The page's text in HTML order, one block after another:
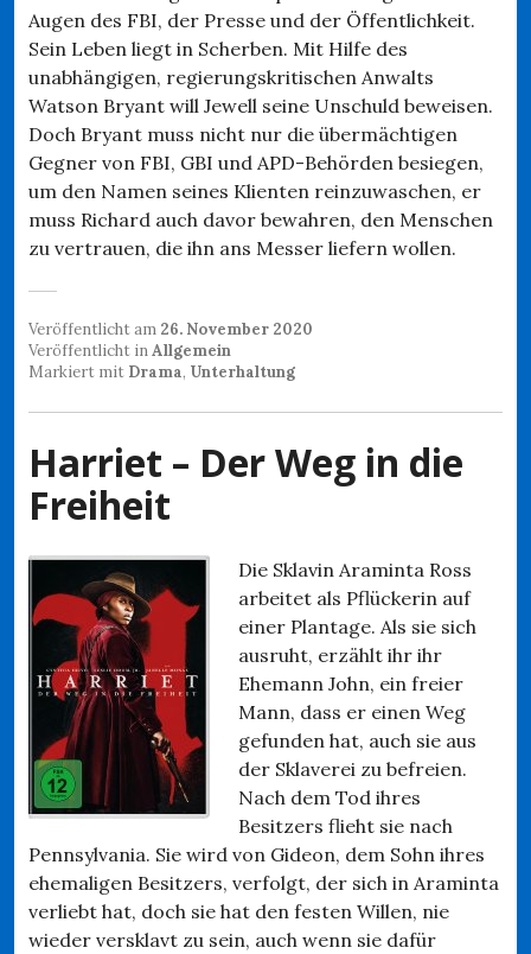
Augen des FBI, der Presse und der Öffentlichkeit.
Sein Leben liegt in Scherben. Mit Hilfe des
unabhängigen, regierungskritischen Anwalts
Watson Bryant will Jewell seine Unschuld beweisen.
Doch Bryant muss nicht nur die übermächtigen
Gegner von FBI, GBI und APD-Behörden besiegen,
um den Namen seines Klienten reinzuwaschen, er
muss Richard auch davor bewahren, den Menschen
zu vertrauen, die ihn ans Messer liefern wollen.
Veröffentlicht am 26. November 2020
Veröffentlicht inAllgemein
Markiert mit Drama, Unterhaltung
Harriet – Der Weg in die
Freiheit
Die Sklavin Araminta Ross
arbeitet als Pflückerin auf
einer Plantage. Als sie sich
ausruht, erzählt ihr ihr
Ehemann John, ein freier
Mann, dass er einen Weg
gefunden hat, auch sie aus
der Sklaverei zu befreien.
Nach dem Tod ihres
Besitzers flieht sie nach
Pennsylvania. Sie wird von Gideon, dem Sohn ihres
ehemaligen Besitzers, verfolgt, der sich in Araminta
verliebt hat, doch sie hat den festen Willen, nie
wieder versklavt zu sein, auch wenn sie dafür